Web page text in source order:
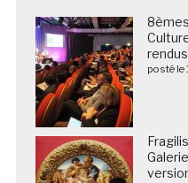
posté le